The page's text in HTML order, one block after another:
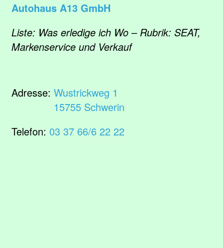
Autohaus A13 GmbH
Liste: Was erledige ich Wo – Rubrik: SEAT,
Markenservice und Verkauf
Adresse: Wustrickweg 1
15755 Schwerin
Telefon: 03 37 66/6 22 22